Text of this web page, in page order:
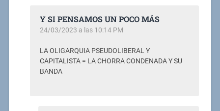
Y SI PENSAMOS UN POCO MÁS
24/03/2023 a las 10:14 PM
LA OLIGARQUIA PSEUDOLIBERAL Y
CAPITALISTA = LA CHORRA CONDENADA Y SU
BANDA